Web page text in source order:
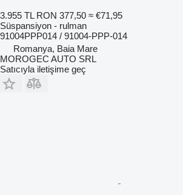
3.955 TL RON 377,50 ≈ €71,95
Süspansiyon - rulman
91004PPP014 / 91004-PPP-014
Romanya, Baia Mare
MOROGEC AUTO SRL
Satıcıyla iletişime geç